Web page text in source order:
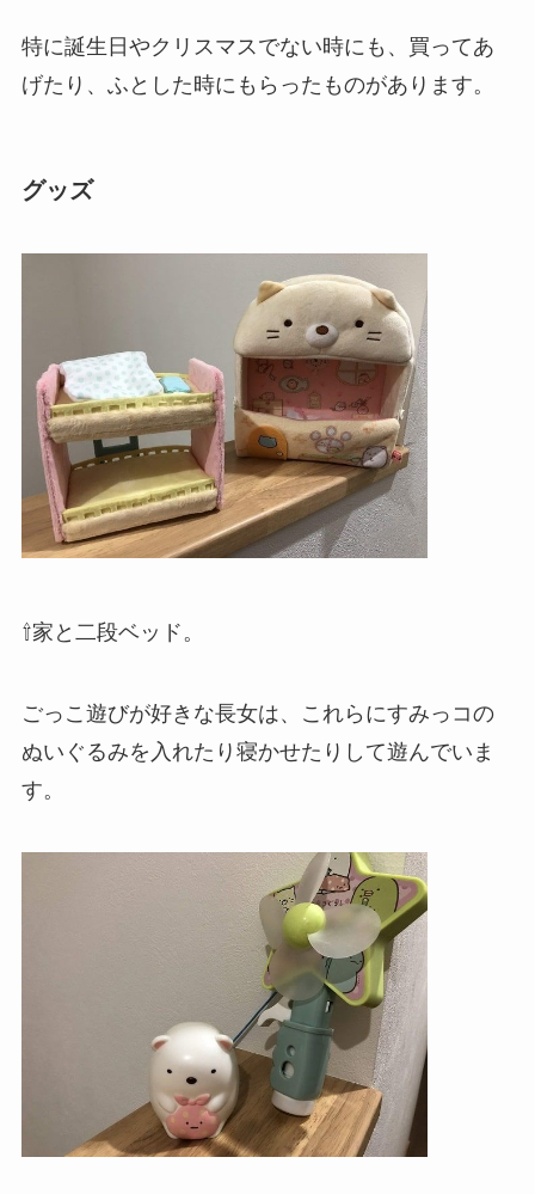
特に誕生日やクリスマスでない時にも、買ってあ
げたり、ふとした時にもらったものがあります。
グッズ
⇧家と二段ベッド。
ごっこ遊びが好きな長女は、これらにすみっコの
ぬいぐるみを入れたり寝かせたりして遊んでいま
す。